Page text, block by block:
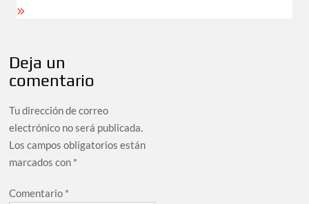
Deja un
comentario
Tu dirección de correo
electrónico no será publicada.
Los campos obligatorios están
marcados con *
Comentario *